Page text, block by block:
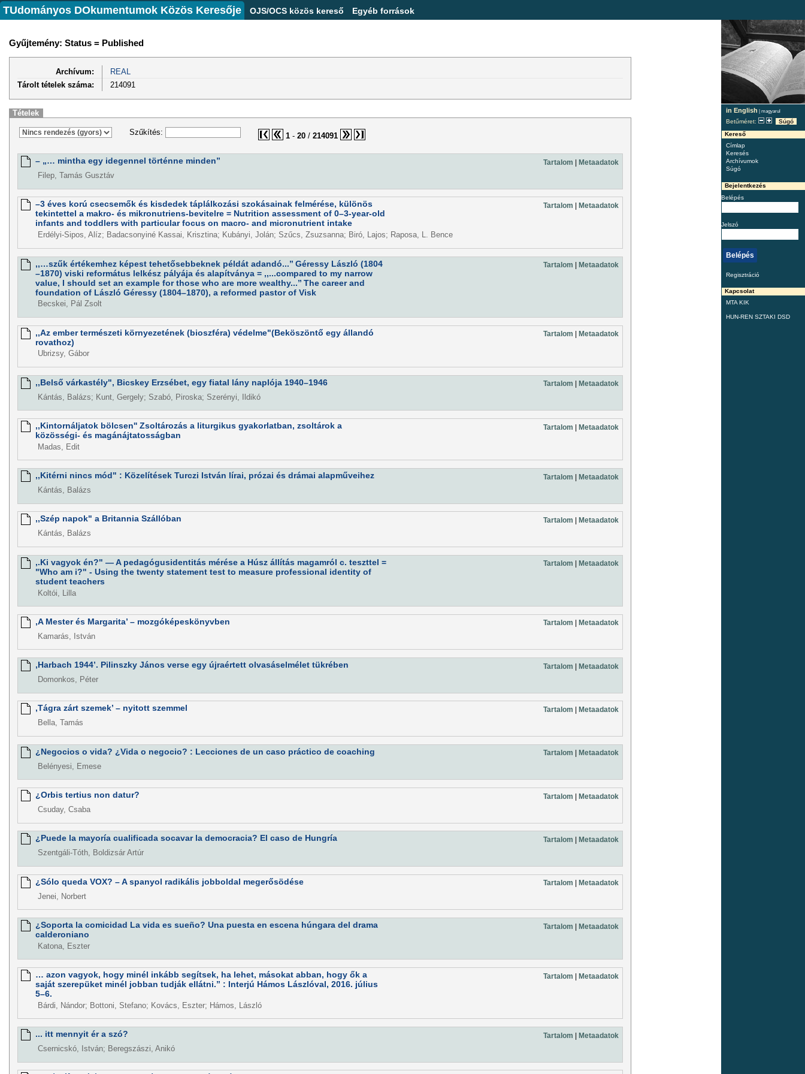
TUdományos DOkumentumok Közös Keresője OJS/OCS közös kereső Egyéb források
in English | magyarul
Betűméret:
Súgó
Kereső
Címlap
Keresés
Archívumok
Súgó
Bejelentkezés
Belépés
Jelszó
Regisztráció
Kapcsolat
MTA KIK
HUN-REN SZTAKI DSD
Gyűjtemény: Status = Published
Archívum:
REAL
Tárolt tételek száma:
214091
Tételek
Szűkítés: 1- 20/ 214091
– „… mintha egy idegennel történne minden” Tartalom | Metaadatok
Filep, Tamás Gusztáv
–3 éves korú csecsemők és kisdedek táplálkozási szokásainak felmérése, különös
tekintettel a makro- és mikronutriens-bevitelre = Nutrition assessment of 0–3-year-old
infants and toddlers with particular focus on macro- and micronutrient intake
Tartalom Metaadatok
Erdélyi-Sipos, Alíz; Badacsonyiné Kassai, Krisztina; Kubányi, Jolán; Szűcs, Zsuzsanna; Biró, Lajos; Raposa, L. Bence
,,…szűk értékemhez képest tehetősebbeknek példát adandó...’’ Géressy László (1804
–1870) viski református lelkész pályája és alapítványa = ,,...compared to my narrow
value, I should set an example for those who are more wealthy...’’ The career and
foundation of László Géressy (1804–1870), a reformed pastor of Visk
Tartalom Metaadatok
Becskei, Pál Zsolt
,,Az ember természeti környezetének (bioszféra) védelme"(Beköszöntő egy állandó
rovathoz)
Tartalom Metaadatok
Ubrizsy, Gábor
,,Belső várkastély", Bicskey Erzsébet, egy fiatal lány naplója 1940–1946 Tartalom Metaadatok
Kántás, Balázs; Kunt, Gergely; Szabó, Piroska; Szerényi, Ildikó
,,Kintornáljatok bölcsen'' Zsoltározás a liturgikus gyakorlatban, zsoltárok a
közösségi- és magánájtatosságban
Tartalom | Metaadatok
Madas, Edit
,,Kitérni nincs mód" : Közelítések Turczi István lírai, prózai és drámai alapműveihez Tartalom | Metaadatok
Kántás, Balázs
,,Szép napok" a Britannia Szállóban Tartalom Metaadatok
Kántás, Balázs
,.Ki vagyok én?" — A pedagógusidentitás mérése a Húsz állítás magamról c. teszttel =
"Who am i?" - Using the twenty statement test to measure professional identity of
student teachers
Tartalom Metaadatok
Koltói, Lilla
,A Mester és Margarita’ – mozgóképeskönyvben Tartalom Metaadatok
Kamarás, István
,Harbach 1944’. Pilinszky János verse egy újraértett olvasáselmélet tükrében Tartalom | Metaadatok
Domonkos, Péter
,Tágra zárt szemek’ – nyitott szemmel Tartalom Metaadatok
Bella, Tamás
¿Negocios o vida? ¿Vida o negocio? : Lecciones de un caso práctico de coaching Tartalom Metaadatok
Belényesi, Emese
¿Orbis tertius non datur? Tartalom | Metaadatok
Csuday, Csaba
¿Puede la mayoría cualificada socavar la democracia? El caso de Hungría Tartalom Metaadatok
Szentgáli-Tóth, Boldizsár Artúr
¿Sólo queda VOX? – A spanyol radikális jobboldal megerősödése Tartalom Metaadatok
Jenei, Norbert
¿Soporta la comicidad La vida es sueño? Una puesta en escena húngara del drama
calderoniano
Tartalom | Metaadatok
Katona, Eszter
… azon vagyok, hogy minél inkább segítsek, ha lehet, másokat abban, hogy ők a
saját szerepüket minél jobban tudják ellátni.” : Interjú Hámos Lászlóval, 2016. július
5–6.
Tartalom | Metaadatok
Bárdi, Nándor; Bottoni, Stefano; Kovács, Eszter; Hámos, László
... itt mennyit ér a szó? Tartalom | Metaadatok
Csernicskó, István; Beregszászi, Anikó